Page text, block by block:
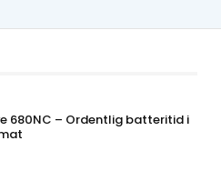
680NC – Ordentlig batteritid i